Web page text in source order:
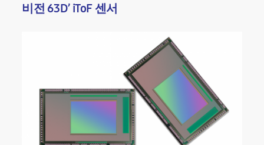
비전 63D’ iToF 센서